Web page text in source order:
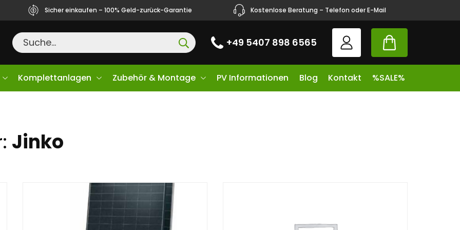
Sicher einkaufen – 100% Geld-zurück-Garantie Kostenlose Beratung – Telefon oder E-Mail
+49 5407 898 6565
Komplettanlagen Zubehör & Montage PV Informationen Blog Kontakt %SALE%
Jinko